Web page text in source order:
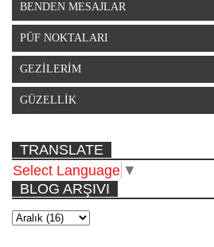
BENDEN MESAJLAR
PÜF NOKTALARI
GEZİLERİM
GÜZELLİK
TRANSLATE
Select Language ▼
BLOG ARŞIVI